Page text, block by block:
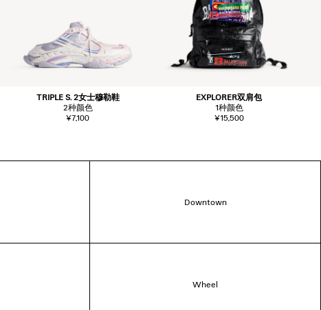
TRIPLE S. 2女士穆勒鞋
2种颜色
¥7,100
EXPLORER双肩包
1种颜色
¥15,500
Downtown
Wheel